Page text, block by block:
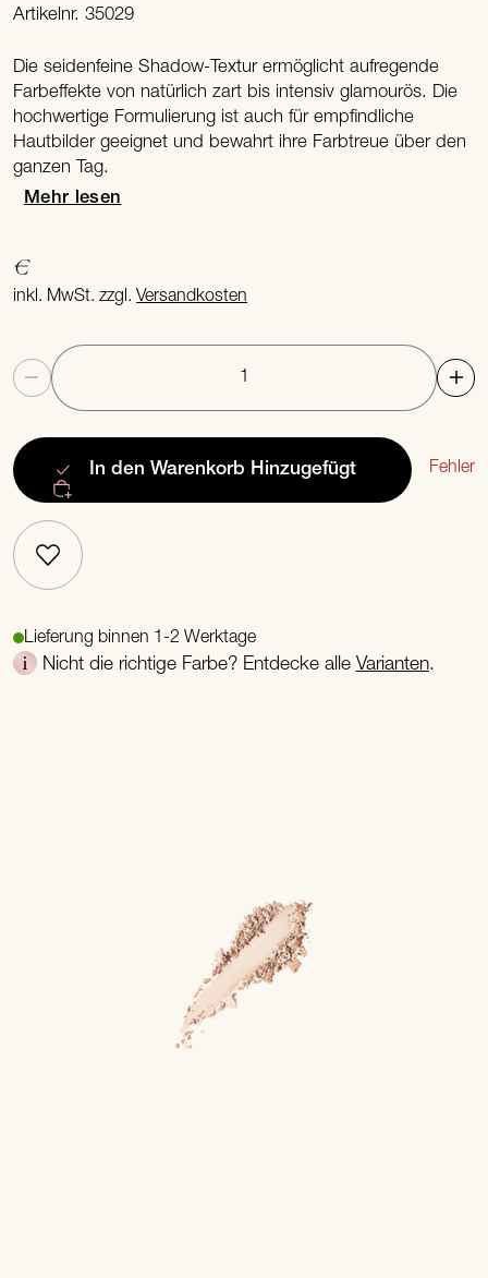
Artikelnr. 35029
Die seidenfeine Shadow-Textur ermöglicht aufregende
Farbeffekte von natürlich zart bis intensiv glamourös. Die
hochwertige Formulierung ist auch für empfindliche
Hautbilder geeignet und bewahrt ihre Farbtreue über den
ganzen Tag.
Mehr lesen
€
inkl. MwSt. zzgl.Versandkosten
Anzahl
In den Warenkorb Hinzugefügt Fehler
Lieferung binnen 1-2 Werktage
Nicht die richtige Farbe? Entdecke alle Varianten.